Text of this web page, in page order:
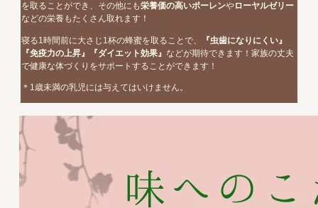
を取ることができ、その他にも栄養価の高いポーレンやローヤルゼリー
などの栄養もたくさん取れます！
寝る1時間前に大さじ1杯の蜂蜜を取ることで、
『虫歯になりにくい』
『免疫力の上昇』『ダイエット効果』 などが期待できます！家族の丈夫
で健康な体づくりをサポートすることができます！
＊1歳未満の乳児には与えてはいけません。